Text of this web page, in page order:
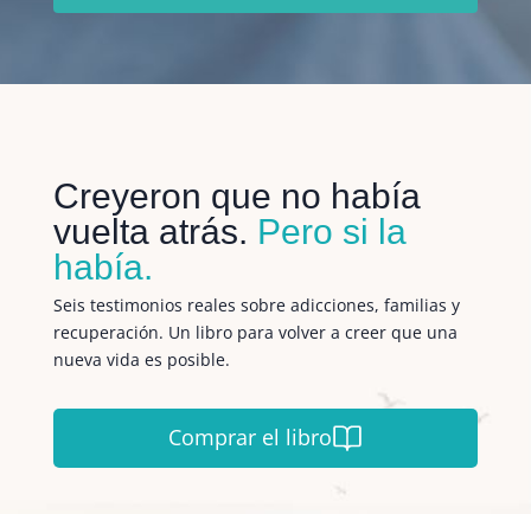
Creyeron que no había
vuelta atrás. Pero si la
había.
Seis testimonios reales sobre adicciones, familias y
recuperación. Un libro para volver a creer que una
nueva vida es posible.
Comprar el libro